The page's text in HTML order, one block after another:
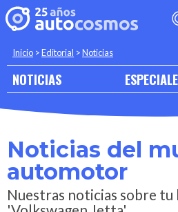
Inicio >Editorial >Noticias
NOTICIAS
Noticias del
automotor
Nuestras noticias sobre tu